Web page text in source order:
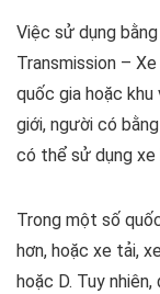
Việc sử dụng
Transmission –
quốc gia hoặc
giới, người có
có thể sử dụng xe
Trong một số
hơn, hoặc xe tải,
hoặc D. Tuy